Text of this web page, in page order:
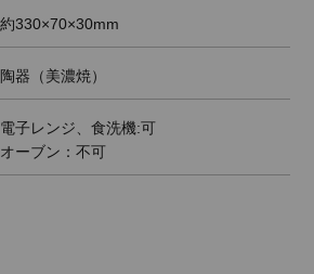
約330×70×30mm
陶器（美濃焼）
電子レンジ、食洗機:可
オーブン：不可